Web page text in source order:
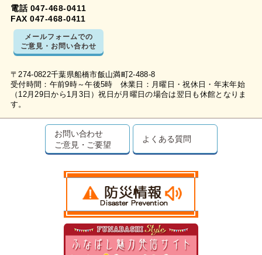
電話 047-468-0411
FAX 047-468-0411
メールフォームでの
ご意見・お問い合わせ
〒274-0822千葉県船橋市飯山満町2-488-8
受付時間：午前9時～午後5時 休業日：月曜日・祝休日・年末年始
（12月29日から1月3日）祝日が月曜日の場合は翌日も休館となりま
す。
お問い合わせ
ご意見・ご要望
よくある質問